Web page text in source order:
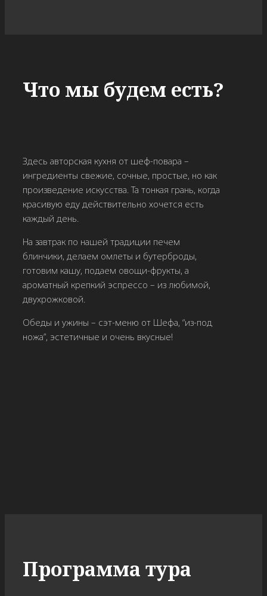
Что мы будем есть?
Здесь авторская кухня от шеф-повара –
ингредиенты свежие, сочные, простые, но как
произведение искусства. Та тонкая грань, когда
красивую еду действительно хочется есть
каждый день.
На завтрак по нашей традиции печем
блинчики, делаем омлеты и бутерброды,
готовим кашу, подаем овощи-фрукты, а
ароматный крепкий эспрессо – из любимой,
двухрожковой.
Обеды и ужины – сэт-меню от Шефа, “из-под
ножа”, эстетичные и очень вкусные!
Программа тура